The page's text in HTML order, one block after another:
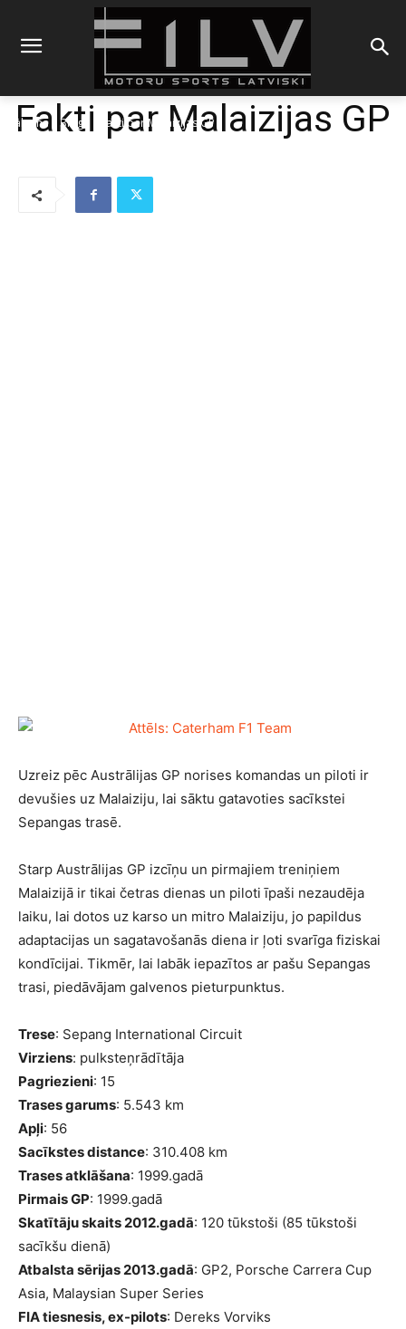
Sākums Blogs Fakti par Malaizijas GP
Fakti par Malaizijas GP
Uzreiz pēc Austrālijas GP norises komandas un piloti ir
devušies uz Malaiziju, lai sāktu gatavoties sacīkstei
Sepangas trasē.
Starp Austrālijas GP izcīņu un pirmajiem treniņiem
Malaizijā ir tikai četras dienas un piloti īpaši nezaudēja
laiku, lai dotos uz karso un mitro Malaiziju, jo papildus
adaptacijas un sagatavošanās diena ir ļoti svarīga fiziskai
kondīcijai. Tikmēr, lai labāk iepazītos ar pašu Sepangas
trasi, piedāvājam galvenos pieturpunktus.
Trese: Sepang International Circuit
Virziens: pulksteņrādītāja
Pagriezieni: 15
Trases garums: 5.543 km
Apļi: 56
Sacīkstes distance: 310.408 km
Trases atklāšana: 1999.gadā
Pirmais GP: 1999.gadā
Skatītāju skaits 2012.gadā: 120 tūkstoši (85 tūkstoši
sacīkšu dienā)
Atbalsta sērijas 2013.gadā: GP2, Porsche Carrera Cup
Asia, Malaysian Super Series
FIA tiesnesis, ex-pilots: Dereks Vorviks